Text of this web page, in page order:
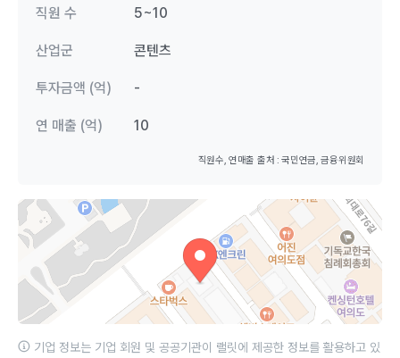
직원 수 5~10
산업군 콘텐츠
투자금액 (억) -
연 매출 (억) 10
직원수, 연매출 출처 : 국민연금, 금융위원회
기업 정보는 기업 회원 및 공공기관이 랠릿에 제공한 정보를 활용하고 있